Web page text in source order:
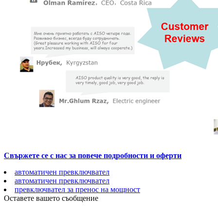
Свържете се с нас за повече подробности и оферти
автоматичен превключвател
автоматичен превключвател
превключвател за пренос на мощност
Оставете вашето съобщение